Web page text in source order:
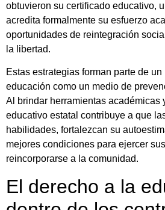
obtuvieron su certificado educativo,
acredita formalmente su esfuerzo
oportunidades de reintegración
la libertad.
Estas estrategias forman parte de
educación como un medio de
Al brindar herramientas académicas
educativo estatal contribuye a que
habilidades, fortalezcan su
mejores condiciones para ejercer
reincorporarse a la comunidad.
El derecho a la